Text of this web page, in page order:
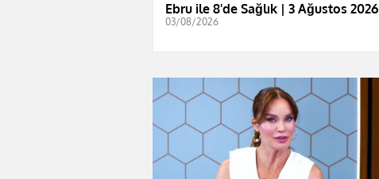
Ebru ile 8'de Sağlık | 3 Ağustos 2026
03/08/2026